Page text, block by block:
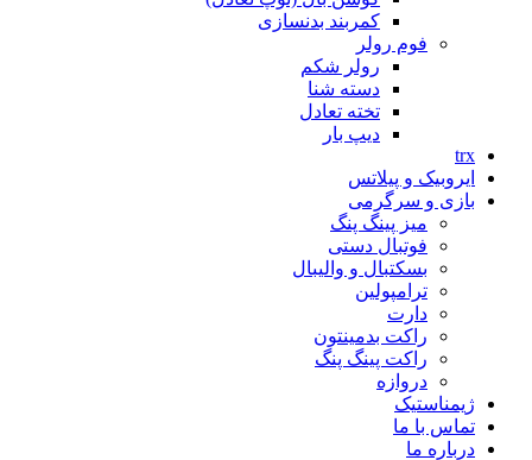
کمربند بدنسازی
فوم رولر
رولر شکم
دسته شنا
تخته تعادل
دیپ بار
trx
ایروبیک و پیلاتس
بازی و سرگرمی
میز پینگ پنگ
فوتبال دستی
بسکتبال و والیبال
ترامپولین
دارت
راکت بدمینتون
راکت پینگ پنگ
دروازه
ژیمناستیک
تماس با ما
درباره ما